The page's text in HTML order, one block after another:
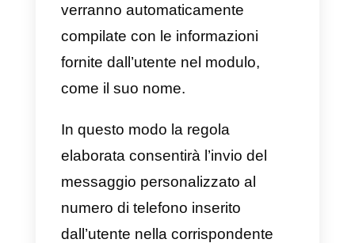
che si collegherà tramite API a
Callbell.
Un altro vantaggio importante è
che le variabili possono essere
incluse nel messaggio WhatsApp
per fornire un servizio ancora più